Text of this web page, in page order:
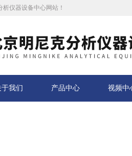
仪器设备中心网站！
于我们 产品中心 视频中